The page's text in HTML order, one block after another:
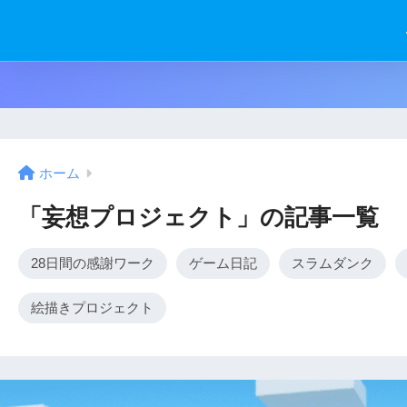
ホーム
「妄想プロジェクト」の記事一覧
28日間の感謝ワーク ゲーム日記 スラムダンク
絵描きプロジェクト